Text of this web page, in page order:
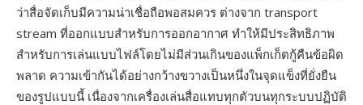
ว่าสื่อจัดเก็บมีความน่าเชื่อถือพอสมควร ต่างจาก transport
stream ที่ออกแบบสำหรับการออกอากาศ ทำให้มีประสิทธิภาพ
สำหรับการเล่นแบบไฟล์โดยไม่มีส่วนเกินของแพ็กเก็ตกู้คืนข้อผิด
พลาด ความเข้ากันได้อย่างกว้างขวางเป็นหนึ่งในจุดแข็งที่ยั่งยืน
ของรูปแบบนี้ เนื่องจากเครื่องเล่นสื่อแทบทุกตัวบนทุกระบบปฏิบัติ